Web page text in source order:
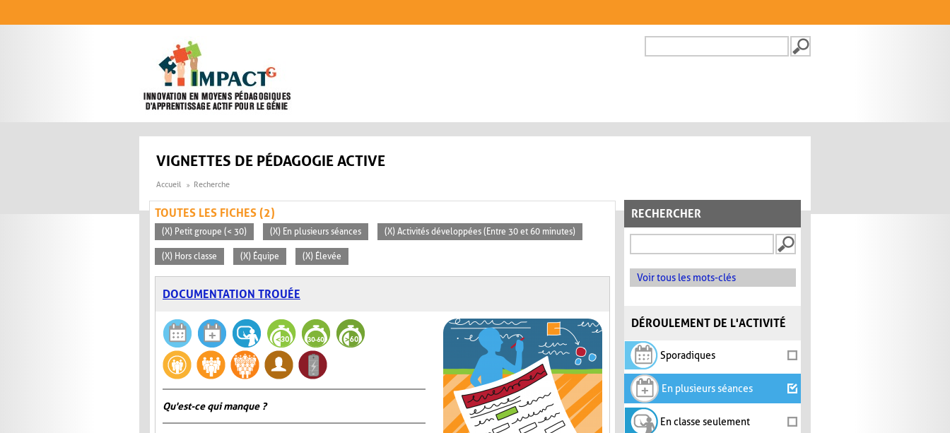
FORMULAIRE DE
VIGNETTES DE PÉDAGOGIE ACTIVE
Accueil Recherche
RECHERCHER
Voir tous les mots-clés
DÉROULEMENT DE L'ACTIVITÉ
Sporadiques
En plusieurs séances
En classe seulement
TOUTES LES FICHES (2)
(X) Petit groupe (< 30) (X) En plusieurs séances (X) Activités développées (Entre 30 et 60 minutes)
(X) Hors classe (X) Équipe (X) Élevée
DOCUMENTATION TROUÉE
Qu'est-ce qui manque ?